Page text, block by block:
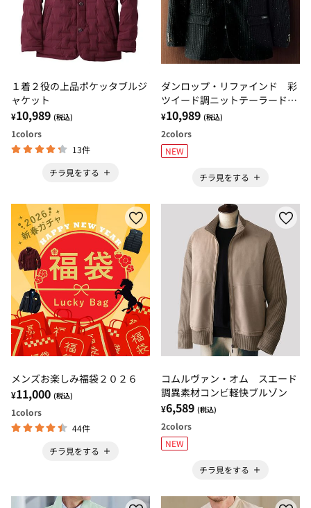
１着２役の上品ポケッタブルジ
ャケット
¥10,989 (税込)
1colors
13件
チラ見をする
ダンロップ・リファインド 彩
ツイード調ニットテーラードジ
ャケット
¥10,989 (税込)
2colors
NEW
チラ見をする
メンズお楽しみ福袋２０２６
¥11,000 (税込)
1colors
44件
チラ見をする
コムルヴァン・オム スエード
調異素材コンビ軽快ブルゾン
¥6,589 (税込)
2colors
NEW
チラ見をする